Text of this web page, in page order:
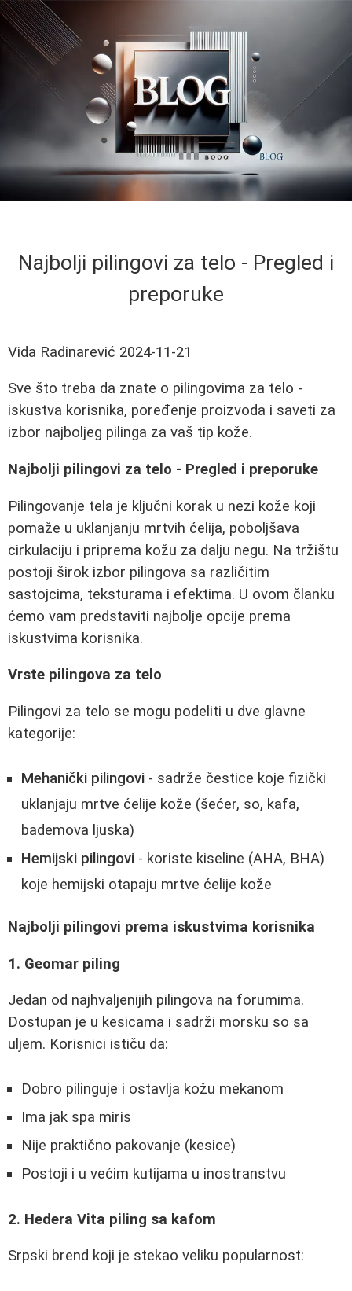
Najbolji pilingovi za telo - Pregled i
preporuke
Vida Radinarević 2024-11-21
Sve što treba da znate o pilingovima za telo -
iskustva korisnika, poređenje proizvoda i saveti za
izbor najboljeg pilinga za vaš tip kože.
Najbolji pilingovi za telo - Pregled i preporuke
Pilingovanje tela je ključni korak u nezi kože koji
pomaže u uklanjanju mrtvih ćelija, poboljšava
cirkulaciju i priprema kožu za dalju negu. Na tržištu
postoji širok izbor pilingova sa različitim
sastojcima, teksturama i efektima. U ovom članku
ćemo vam predstaviti najbolje opcije prema
iskustvima korisnika.
Vrste pilingova za telo
Pilingovi za telo se mogu podeliti u dve glavne
kategorije:
Mehanički pilingovi - sadrže čestice koje fizički
uklanjaju mrtve ćelije kože (šećer, so, kafa,
bademova ljuska)
Hemijski pilingovi - koriste kiseline (AHA, BHA)
koje hemijski otapaju mrtve ćelije kože
Najbolji pilingovi prema iskustvima korisnika
1. Geomar piling
Jedan od najhvaljenijih pilingova na forumima.
Dostupan je u kesicama i sadrži morsku so sa
uljem. Korisnici ističu da:
Dobro pilinguje i ostavlja kožu mekanom
Ima jak spa miris
Nije praktično pakovanje (kesice)
Postoji i u većim kutijama u inostranstvu
2. Hedera Vita piling sa kafom
Srpski brend koji je stekao veliku popularnost: